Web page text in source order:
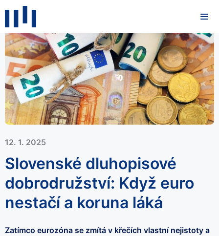
12. 1. 2025
Slovenské dluhopisové
dobrodružství: Když euro
nestačí a koruna láká
Zatímco eurozóna se zmítá v křečích vlastní nejistoty a